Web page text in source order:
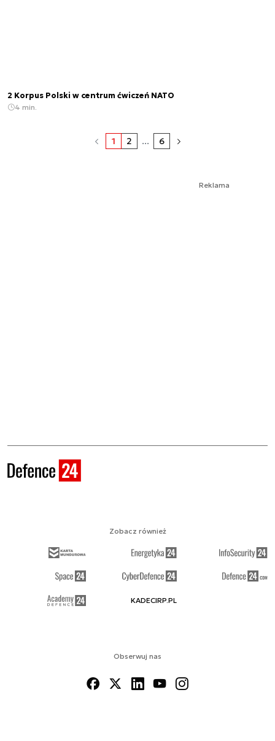
2 Korpus Polski w centrum ćwiczeń NATO
4 min.
1 2 ... 6
Reklama
Obserwuj nas
Zobacz również
KADECIRP.PL